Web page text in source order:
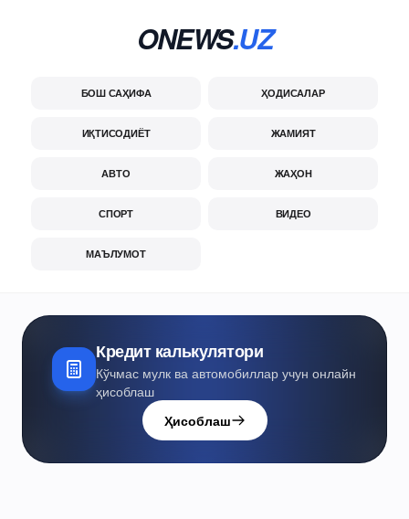
ONEWS.UZ
БОШ САҲИФА ҲОДИСАЛАР
ИҚТИСОДИЁТ ЖАМИЯТ
АВТО ЖАҲОН
СПОРТ ВИДЕО
МАЪЛУМОТ
Кредит калькулятори
Кўчмас мулк ва автомобиллар учун онлайн
ҳисоблаш
Ҳисоблаш